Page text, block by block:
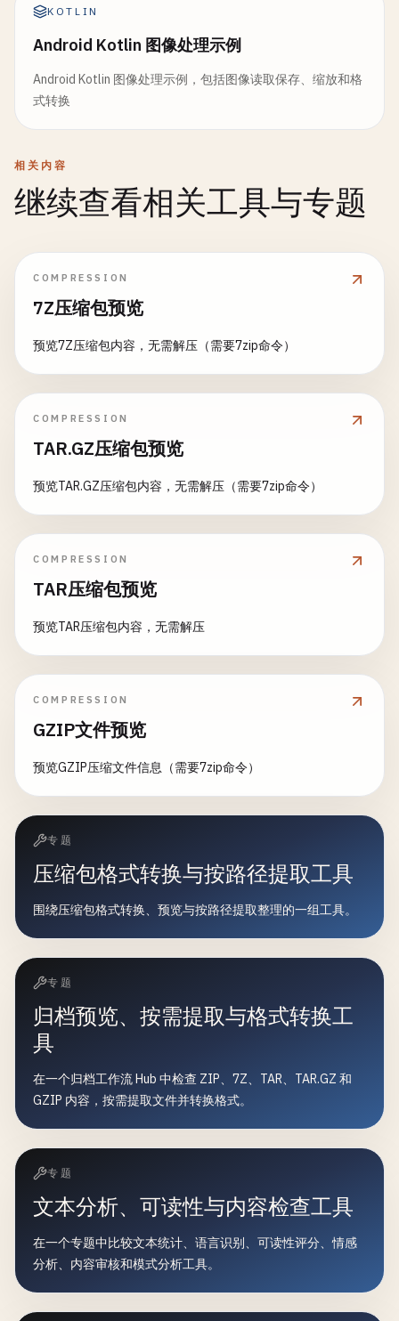
KOTLIN
Android Kotlin 图像处理示例
Android Kotlin 图像处理示例，包括图像读取保存、缩放和格
式转换
相关内容
继续查看相关工具与专题
COMPRESSION
7Z压缩包预览
预览7Z压缩包内容，无需解压（需要7zip命令）
COMPRESSION
TAR.GZ压缩包预览
预览TAR.GZ压缩包内容，无需解压（需要7zip命令）
COMPRESSION
TAR压缩包预览
预览TAR压缩包内容，无需解压
COMPRESSION
GZIP文件预览
预览GZIP压缩文件信息（需要7zip命令）
专题
压缩包格式转换与按路径提取工具
围绕压缩包格式转换、预览与按路径提取整理的一组工具。
专题
归档预览、按需提取与格式转换工
具
在一个归档工作流 Hub 中检查 ZIP、7Z、TAR、TAR.GZ 和
GZIP 内容，按需提取文件并转换格式。
专题
文本分析、可读性与内容检查工具
在一个专题中比较文本统计、语言识别、可读性评分、情感
分析、内容审核和模式分析工具。